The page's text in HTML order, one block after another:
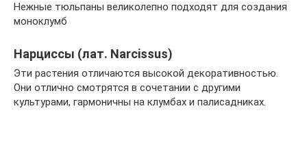
Нежные тюльпаны великолепно подходят для создания
моноклумб
Нарциссы (лат. Narcissus)
Эти растения отличаются высокой декоративностью.
Они отлично смотрятся в сочетании с другими
культурами, гармоничны на клумбах и палисадниках.